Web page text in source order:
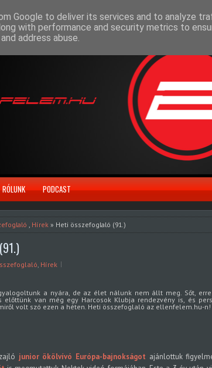
RÓLUNK PODCAST
, Hírek » Heti összefoglaló (91.)
, Hírek
a nyára, de az élet nálunk nem állt meg. Sőt,
előttünk van még egy Harcosok Klubja rendezvény is, és
volt szó ezen a héten. Heti összefoglaló az ellenfelem.hu-n!
junior ökölvívó Európa-bajnokságot ajánlottuk
Google to deliver its services and to analyze
with performance and security metrics to
address abuse.